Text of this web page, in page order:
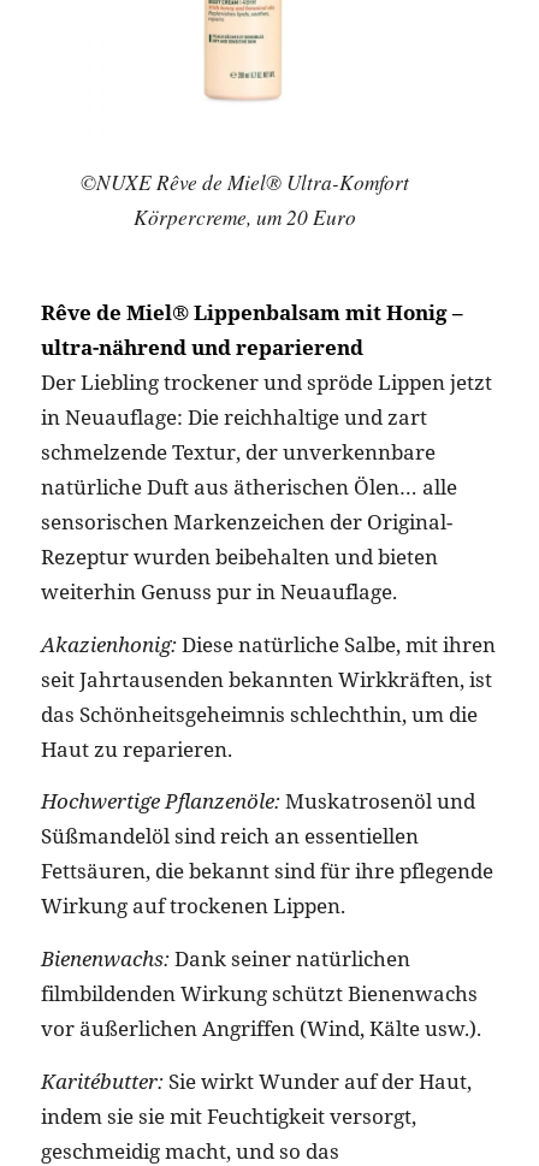
©NUXE Rêve de Miel® Ultra-Komfort
Körpercreme, um 20 Euro
Rêve de Miel® Lippenbalsam mit Honig –
ultra-nährend und reparierend
Der Liebling trockener und spröde Lippen jetzt
in Neuauflage: Die reichhaltige und zart
schmelzende Textur, der unverkennbare
natürliche Duft aus ätherischen Ölen… alle
sensorischen Markenzeichen der Original-
Rezeptur wurden beibehalten und bieten
weiterhin Genuss pur in Neuauflage.
Akazienhonig:Diese natürliche Salbe, mit ihren
seit Jahrtausenden bekannten Wirkkräften, ist
das Schönheitsgeheimnis schlechthin, um die
Haut zu reparieren.
Hochwertige Pflanzenöle:Muskatrosenöl und
Süßmandelöl sind reich an essentiellen
Fettsäuren, die bekannt sind für ihre pflegende
Wirkung auf trockenen Lippen.
Bienenwachs:Dank seiner natürlichen
filmbildenden Wirkung schützt Bienenwachs
vor äußerlichen Angriffen (Wind, Kälte usw.).
Karitébutter:Sie wirkt Wunder auf der Haut,
indem sie sie mit Feuchtigkeit versorgt,
geschmeidig macht, und so das